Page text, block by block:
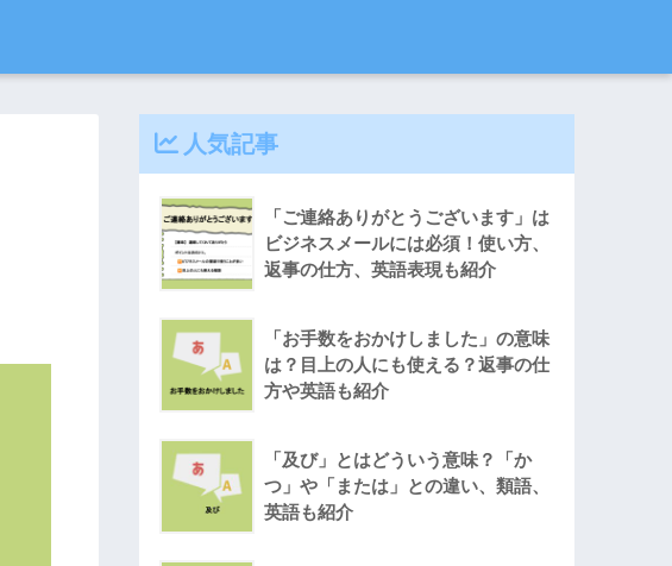
人気記事
「ご連絡ありがとうございます」は
ビジネスメールには必須！使い方、
返事の仕方、英語表現も紹介
「お手数をおかけしました」の意味
は？目上の人にも使える？返事の仕
方や英語も紹介
「及び」とはどういう意味？「か
つ」や「または」との違い、類語、
英語も紹介